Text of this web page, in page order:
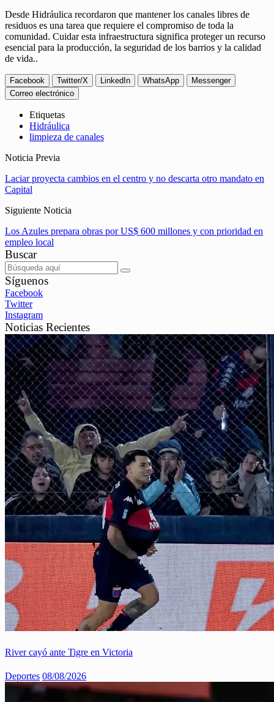
Desde Hidráulica recordaron que mantener los canales libres de
residuos es una tarea que requiere el compromiso de toda la
comunidad. Cuidar esta infraestructura significa proteger un recurso
esencial para la producción, la seguridad de los barrios y la calidad
de vida..
Facebook Twitter/X LinkedIn WhatsApp
Messenger
Correo electrónico
Etiquetas
Hidráulica
limpieza de canales
Noticia Previa
Laciar proyecta cambios en el centro y no descarta otro mandato en
Capital
Siguiente Noticia
Los Azules prepara obras por US$ 600 millones y con prioridad en
empleo local
Buscar
Síguenos
Facebook
Twitter
Instagram
Noticias Recientes
River cayó ante Tigre en Victoria
Deportes 08/08/2026